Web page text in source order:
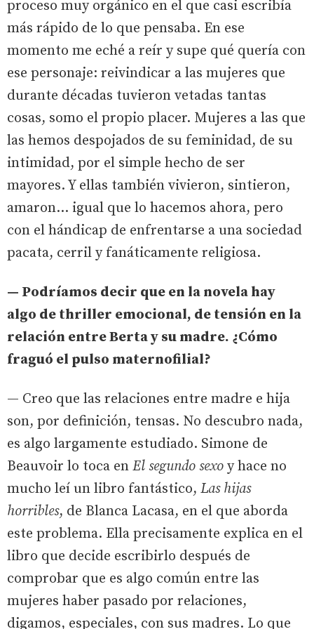
proceso muy orgánico en el que casi escribía
más rápido de lo que pensaba. En ese
momento me eché a reír y supe qué quería con
ese personaje: reivindicar a las mujeres que
durante décadas tuvieron vetadas tantas
cosas, somo el propio placer. Mujeres a las que
las hemos despojados de su feminidad, de su
intimidad, por el simple hecho de ser
mayores. Y ellas también vivieron, sintieron,
amaron… igual que lo hacemos ahora, pero
con el hándicap de enfrentarse a una sociedad
pacata, cerril y fanáticamente religiosa.
— Podríamos decir que en la novela hay
algo de thriller emocional, de tensión en la
relación entre Berta y su madre. ¿Cómo
fraguó el pulso maternofilial?
— Creo que las relaciones entre madre e hija
son, por definición, tensas. No descubro nada,
es algo largamente estudiado. Simone de
Beauvoir lo toca en El segundo sexo y hace no
mucho leí un libro fantástico, Las hijas
horribles, de Blanca Lacasa, en el que aborda
este problema. Ella precisamente explica en el
libro que decide escribirlo después de
comprobar que es algo común entre las
mujeres haber pasado por relaciones,
digamos, especiales, con sus madres. Lo que